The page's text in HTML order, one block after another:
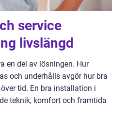
service
livslängd
en del av lösningen. Hur
och underhålls avgör hur bra
tid. En bra installation i
teknik, komfort och framtida